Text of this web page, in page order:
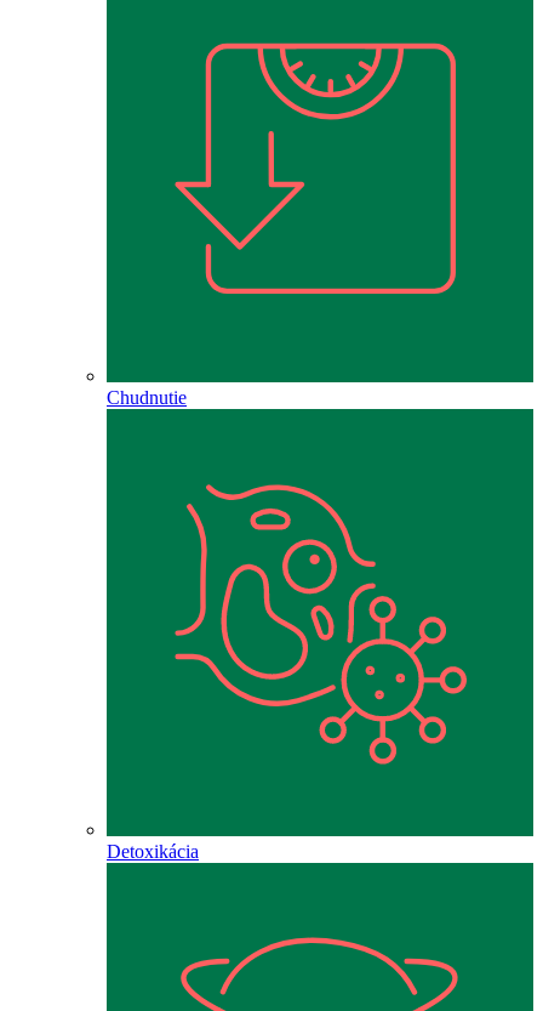
Chudnutie
Detoxikácia